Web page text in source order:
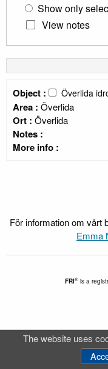
Show only
View notes
Object : Överlida
Area : Överlida
Ort : Överlida
Notes :
More info :
För information om vårt
Emma
FRI® is a
The website uses